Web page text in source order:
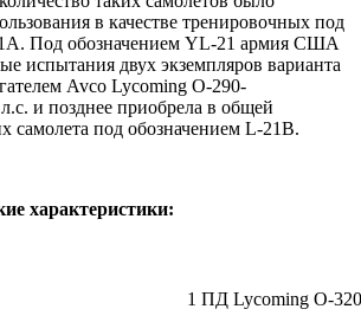
в качестве тренировочных под
Под обозначением YL-21 армия США
испытания двух экземпляров варианта
Avco Lycoming O-290-
и позднее приобрела в общей
самолета под обозначением L-21B.
характеристики:
1 ПД Lycoming О-320